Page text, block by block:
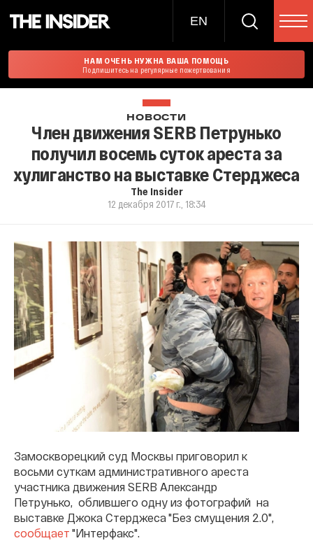
EN
НАМ ОЧЕНЬ НУЖНА ВАША ПОМОЩЬ
Подпишитесь на регулярные пожертвования
НОВОСТИ
Член движения SERB Петрунько
получил восемь суток ареста за
хулиганство на выставке Стерджеса
The Insider
12 декабря 2017 г., 18:34
Замоскворецкий суд Москвы приговорил к
восьми суткам административного ареста
участника движения SERB Александр
Петрунько, облившего одну из фотографий на
выставке Джока Стерджеса "Без смущения 2.0",
сообщает "Интерфакс".